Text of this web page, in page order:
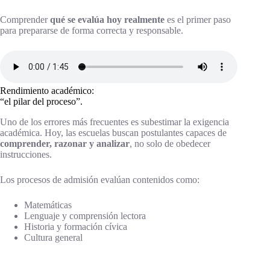
Comprenderqué se evalúa hoy realmente es el primer paso
para prepararse de forma correcta y responsable.
Rendimiento académico:
“el pilar del proceso”.
Uno de los errores más frecuentes es subestimar la exigencia
académica. Hoy, las escuelas buscan postulantes capaces de
comprender, razonar y analizar, no solo de obedecer
instrucciones.
Los procesos de admisión evalúan contenidos como:
Matemáticas
Lenguaje y comprensión lectora
Historia y formación cívica
Cultura general